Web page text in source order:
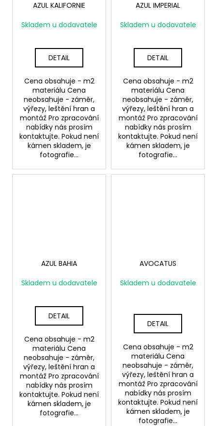
AZUL KALIFORNIE
Skladem u dodavatele
DETAIL
Cena obsahuje - m2
materiálu Cena
neobsahuje - záměr,
výřezy, leštění hran a
montáž Pro zpracování
nabídky nás prosím
kontaktujte. Pokud není
kámen skladem, je
fotografie...
AZUL IMPERIAL
Skladem u dodavatele
DETAIL
Cena obsahuje - m2
materiálu Cena
neobsahuje - záměr,
výřezy, leštění hran a
montáž Pro zpracování
nabídky nás prosím
kontaktujte. Pokud není
kámen skladem, je
fotografie...
AZUL BAHIA
Skladem u dodavatele
DETAIL
Cena obsahuje - m2
materiálu Cena
neobsahuje - záměr,
výřezy, leštění hran a
montáž Pro zpracování
nabídky nás prosím
kontaktujte. Pokud není
kámen skladem, je
fotografie...
AVOCATUS
Skladem u dodavatele
DETAIL
Cena obsahuje - m2
materiálu Cena
neobsahuje - záměr,
výřezy, leštění hran a
montáž Pro zpracování
nabídky nás prosím
kontaktujte. Pokud není
kámen skladem, je
fotografie...